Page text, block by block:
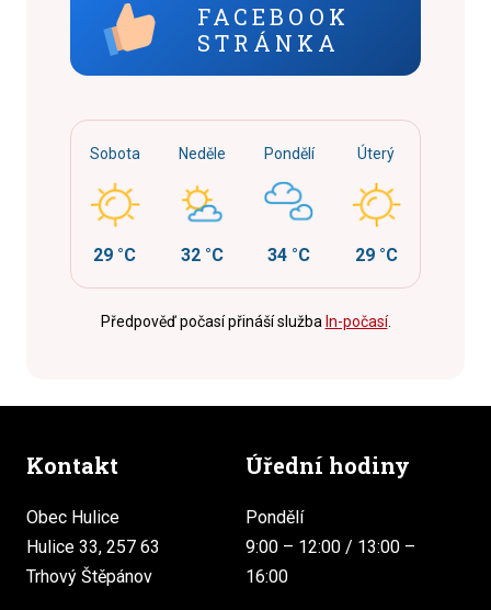
FACEBOOK
STRÁNKA
Sobota
29 °C
Neděle
32 °C
Pondělí
34 °C
Úterý
29 °C
Předpověď počasí přináší služba In-počasí.
Kontakt
Obec Hulice
Hulice 33, 257 63
Trhový Štěpánov
Úřední hodiny
Pondělí
9:00 – 12:00 / 13:00 –
16:00